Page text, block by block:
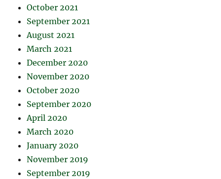
October 2021
September 2021
August 2021
March 2021
December 2020
November 2020
October 2020
September 2020
April 2020
March 2020
January 2020
November 2019
September 2019